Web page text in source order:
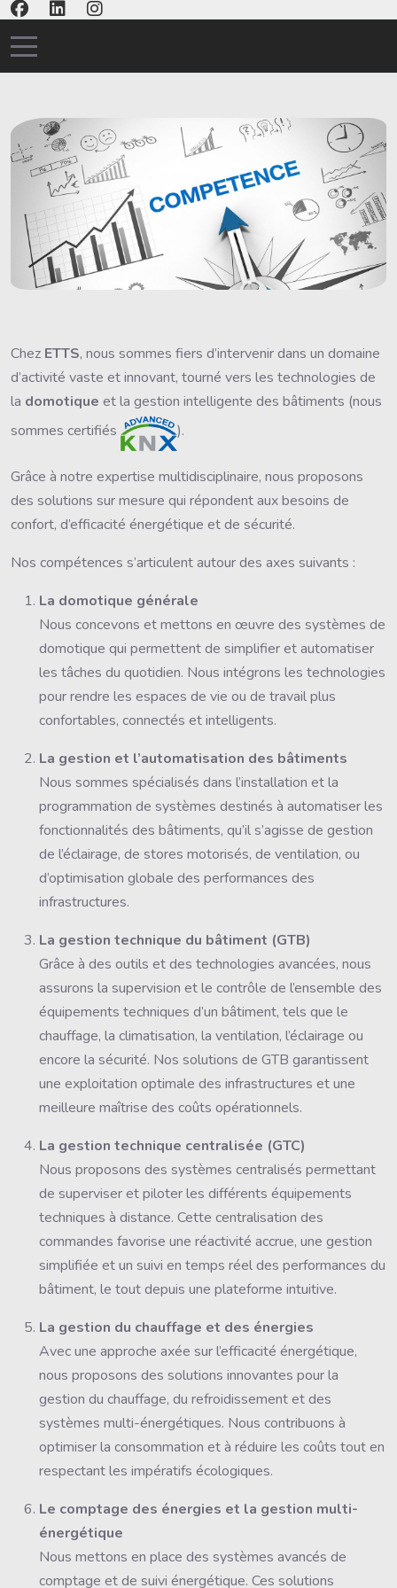
Mobile Menu Toggle
Chez ETTS, nous sommes fiers d’intervenir dans un domaine
d’activité vaste et innovant, tourné vers les technologies de
la domotique et la gestion intelligente des bâtiments (nous
sommes certifiés
).
Grâce à notre expertise multidisciplinaire, nous proposons
des solutions sur mesure qui répondent aux besoins de
confort, d’efficacité énergétique et de sécurité.
Nos compétences s’articulent autour des axes suivants :
La domotique générale
Nous concevons et mettons en œuvre des systèmes de
domotique qui permettent de simplifier et automatiser
les tâches du quotidien. Nous intégrons les technologies
pour rendre les espaces de vie ou de travail plus
confortables, connectés et intelligents.
La gestion et l’automatisation des bâtiments
Nous sommes spécialisés dans l’installation et la
programmation de systèmes destinés à automatiser les
fonctionnalités des bâtiments, qu’il s’agisse de gestion
de l’éclairage, de stores motorisés, de ventilation, ou
d’optimisation globale des performances des
infrastructures.
La gestion technique du bâtiment (GTB)
Grâce à des outils et des technologies avancées, nous
assurons la supervision et le contrôle de l’ensemble des
équipements techniques d’un bâtiment, tels que le
chauffage, la climatisation, la ventilation, l’éclairage ou
encore la sécurité. Nos solutions de GTB garantissent
une exploitation optimale des infrastructures et une
meilleure maîtrise des coûts opérationnels.
La gestion technique centralisée (GTC)
Nous proposons des systèmes centralisés permettant
de superviser et piloter les différents équipements
techniques à distance. Cette centralisation des
commandes favorise une réactivité accrue, une gestion
simplifiée et un suivi en temps réel des performances du
bâtiment, le tout depuis une plateforme intuitive.
La gestion du chauffage et des énergies
Avec une approche axée sur l’efficacité énergétique,
nous proposons des solutions innovantes pour la
gestion du chauffage, du refroidissement et des
systèmes multi-énergétiques. Nous contribuons à
optimiser la consommation et à réduire les coûts tout en
respectant les impératifs écologiques.
Le comptage des énergies et la gestion multi-
énergétique
Nous mettons en place des systèmes avancés de
comptage et de suivi énergétique. Ces solutions